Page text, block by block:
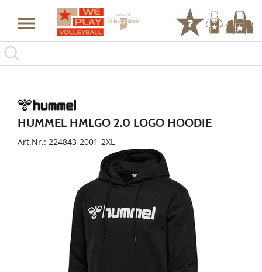
HUMMEL HMLGO 2.0 LOGO HOODIE
Art.Nr.: 224843-2001-2XL